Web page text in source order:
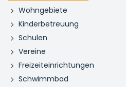
Wohngebiete
Kinderbetreuung
Schulen
Vereine
Freizeiteinrichtungen
Schwimmbad